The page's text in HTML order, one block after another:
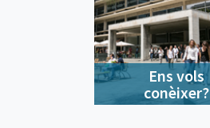
Ens vols
conèixer?